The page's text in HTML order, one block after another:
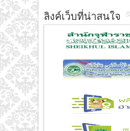
ลิงค์เว็บที่น่าสนใจ